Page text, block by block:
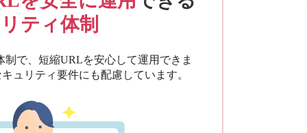
ティ体制
制で、短縮URLを安心して運用できま
ュリティ要件にも配慮しています。